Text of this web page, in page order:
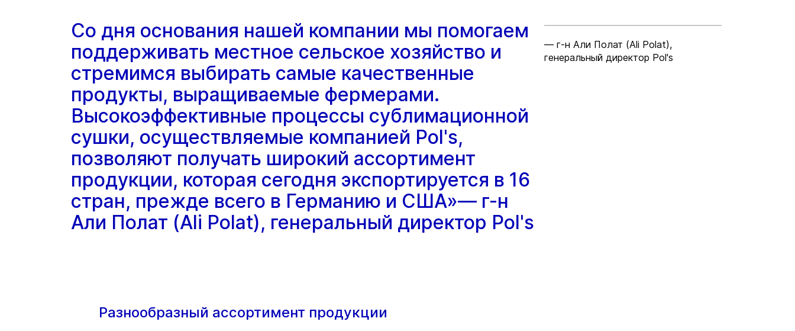
Со дня основания нашей компании мы помогаем
поддерживать местное сельское хозяйство и
стремимся выбирать самые качественные
продукты, выращиваемые фермерами.
Высокоэффективные процессы сублимационной
сушки, осуществляемые компанией Pol's,
позволяют получать широкий ассортимент
продукции, которая сегодня экспортируется в 16
стран, прежде всего в Германию и США»— г-н
Али Полат (Ali Polat), генеральный директор Pol's
— г-н Али Полат (Ali Polat),
генеральный директор Pol's
Разнообразный ассортимент продукции